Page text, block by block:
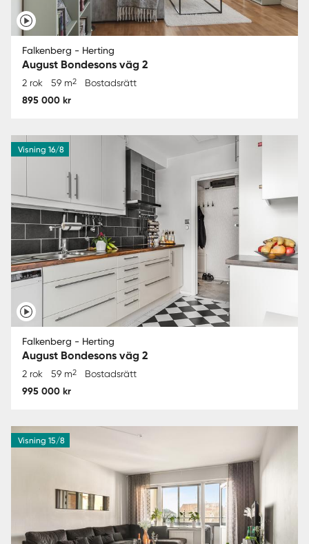
Falkenberg - Herting
August Bondesons väg 2
2 rok 59 m2 Bostadsrätt
895 000 kr
Visning 16/8
Falkenberg - Herting
August Bondesons väg 2
2 rok 59 m2 Bostadsrätt
995 000 kr
Visning 15/8